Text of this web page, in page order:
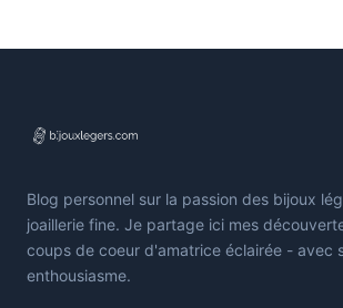
Blog personnel sur la passion des bijoux
joaillerie fine. Je partage ici mes
coups de coeur d'amatrice éclairée - avec
enthousiasme.